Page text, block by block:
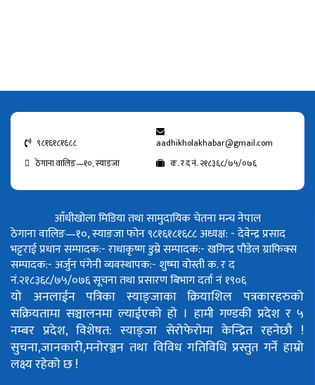
९८१६१८१६८८
aadhikholakhabar@gmail.com
ठेगाना वालिङ—१०, स्याङजा
क. र द नं. २१८३६८/७५/०७६
आँधीखोला मिडिया तथा सामुदायिक चेतना मन्च नेपाल
ठेगाना वालिङ—१०, स्याङजा फोन ९८१६१८१६८८अध्यक्ष: - देवेन्द्र प्रसाद
भट्टराईप्रधान सम्पादक:- राधाकृष्ण डुम्रेसम्पादक:- खगिन्द्र पौडेलग्राफिक्स
सम्पादक:- अर्जुन पंगेनीव्यवस्थापक:- शुष्मा वोस्तीक. र द
नं.२१८३६८/७५/०७६सूचना तथा प्रसारण बिभाग दर्ता नं १९०६
यो अनलाईन पत्रिका स्याङ्जाका क्रियाशिल पत्रकारहरुको
सक्रियतामा सञ्चालनमा ल्याईएको हो । हामी गण्डकी प्रदेश र ५
नम्बर प्रदेश, विशेषत: स्याङ्जा सेरोफेरोमा केन्द्रित रहनेछौ !
सुचना,जानकारी,मनोरञ्जन तथा विविध गतिविधि प्रस्तुत गर्ने हाम्रो
लक्ष्य रहेको छ !